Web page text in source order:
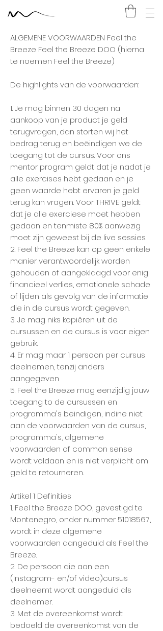
ALGEMENE VOORWAARDEN Feel the
Breeze Feel the Breeze DOO (hierna
te noemen Feel the Breeze)
De highlights van de voorwaarden:
1. Je mag binnen 30 dagen na
aankoop van je product je geld
terugvragen, dan storten wij het
bedrag terug en beëindigen we de
toegang tot de cursus. Voor ons
mentor program geldt dat je nadat je
alle exercises hebt gedaan en je
geen waarde hebt ervaren je geld
terug kan vragen. Voor THRIVE geldt
dat je alle exerciese moet hebben
gedaan en tenmiste 80% aanwezig
moet zijn geweest bij de live sessies.
2. Feel the Breeze kan op geen enkele
manier verantwoordelijk worden
gehouden of aangeklaagd voor enig
financieel verlies, emotionele schade
of lijden als gevolg van de informatie
die in de cursus wordt gegeven.
3. Je mag niks kopiëren uit de
cursussen en de cursus is voor eigen
gebruik.
4. Er mag maar 1 persoon per cursus
deelnemen, tenzij anders
aangegeven
5. Feel the Breeze mag eenzijdig jouw
toegang to de cursussen en
programma's beindigen, indine niet
aan de voorwaarden van de cursus,
programma's, algemene
voorwaarden of common sense
wordt voldaan en is niet verplicht om
geld te retourneren.
Artikel 1 Definities
1. Feel the Breeze DOO, gevestigd te
Montenegro, onder nummer 51018567,
wordt in deze algemene
voorwaarden aangeduid als Feel the
Breeze.
2. De persoon die aan een
(Instagram- en/of video)cursus
deelneemt wordt aangeduid als
deelnemer.
3. Met de overeenkomst wordt
bedoeld de overeenkomst van de